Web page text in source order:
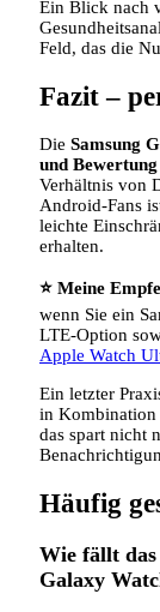
Ein Blick nach
Feld, das die
Fazit –
Die Samsung
und Bewertung
Verhältnis von
Android‑Fans
leichte
erhalten.
⭐ Meine
wenn Sie ein
LTE‑Option
Apple Watch
Ein letzter
in Kombination
das spart nicht
Häufig
Wie fällt das
Galaxy